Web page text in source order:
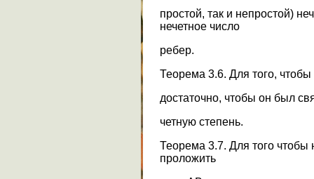
простой, так и непростой)
нечетное число
ребер.
Теорема 3.6. Для того,
достаточно, чтобы он был
четную степень.
Теорема 3.7. Для того
проложить